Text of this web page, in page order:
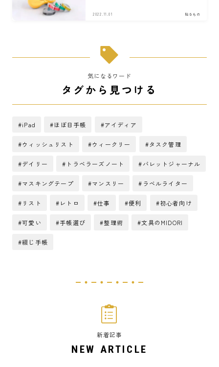
2022.11.01 貼るもの
気になるワード
タグから見つける
iPad ほぼ日手帳 アイディア
ウィッシュリスト ウィークリー タスク管理
デイリー トラベラーズノート バレットジャーナル
マスキングテープ マンスリー ラベルライター
リスト レトロ 仕事 便利 初心者向け
可愛い 手帳選び 整理術 文具のMIDORI
綴じ手帳
新着記事
NEW ARTICLE